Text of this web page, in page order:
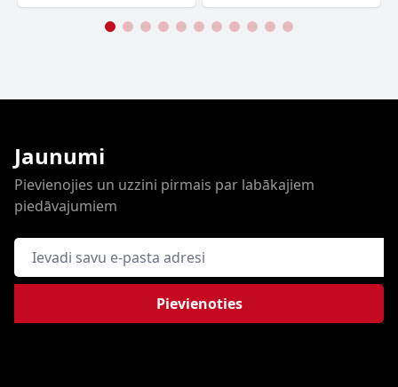
Jaunumi
Pievienojies un uzzini pirmais par labākajiem
piedāvajumiem
E-pasta adrese
Pievienoties